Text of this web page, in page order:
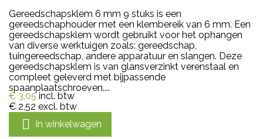
Gereedschapsklem 6 mm 9 stuks is een
gereedschaphouder met een klembereik van 6 mm. Een
gereedschapsklem wordt gebruikt voor het ophangen
van diverse werktuigen zoals: gereedschap,
tuingereedschap, andere apparatuur en slangen. Deze
gereedschapsklem is van glansverzinkt verenstaal en
compleet geleverd met bijpassende
spaanplaatschroeven....
€ 3,05 incl. btw
€ 2,52 excl. btw
 In winkelwagen